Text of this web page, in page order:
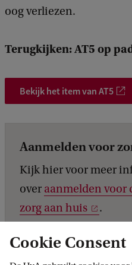
oog verliezen.
Terugkijken: AT5 op
Bekijk het item van AT5
Aanmelden voor
Kijk hier voor meer
over aanmelden voor
zorg aan huis
.
Cookie Consent